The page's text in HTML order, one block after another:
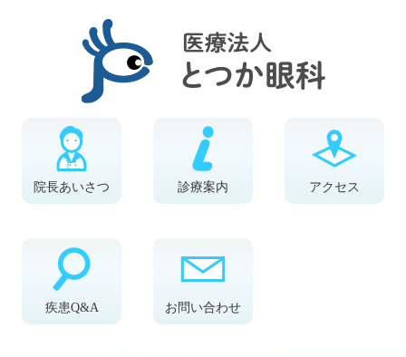
院長あいさつ 診療案内 アクセス
疾患Q&A お問い合わせ